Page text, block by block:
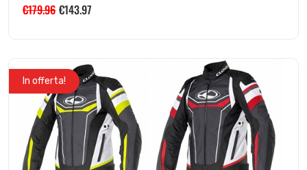
€179.96 €143.97
In offerta!